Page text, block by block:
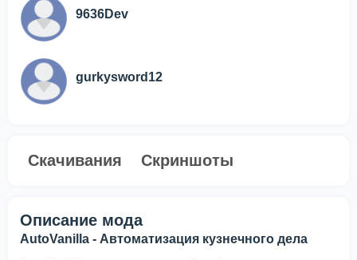
9636Dev
gurkysword12
Скачивания Скриншоты
Описание мода
AutoVanilla - Автоматизация кузнечного дела